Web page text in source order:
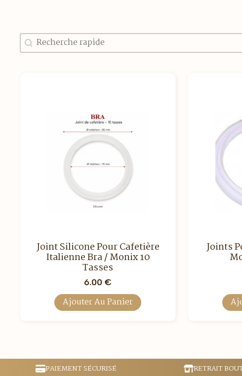
Recherche
Rechercher
Joint Silicone Pour Cafetière
Italienne Bra / Monix 10
Tasses
6.00€
Ajouter Au Panier
Joints
PAIEMENT SÉCURISÉ RETRAIT